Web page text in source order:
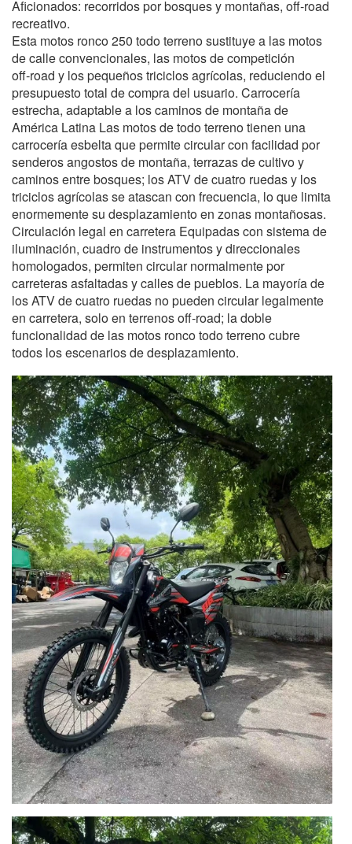
Aficionados: recorridos por bosques y montañas, off‑road
recreativo.
Esta motos ronco 250 todo terreno sustituye a las motos
de calle convencionales, las motos de competición
off‑road y los pequeños triciclos agrícolas, reduciendo el
presupuesto total de compra del usuario. Carrocería
estrecha, adaptable a los caminos de montaña de
América Latina Las motos de todo terreno tienen una
carrocería esbelta que permite circular con facilidad por
senderos angostos de montaña, terrazas de cultivo y
caminos entre bosques; los ATV de cuatro ruedas y los
triciclos agrícolas se atascan con frecuencia, lo que limita
enormemente su desplazamiento en zonas montañosas.
Circulación legal en carretera Equipadas con sistema de
iluminación, cuadro de instrumentos y direccionales
homologados, permiten circular normalmente por
carreteras asfaltadas y calles de pueblos. La mayoría de
los ATV de cuatro ruedas no pueden circular legalmente
en carretera, solo en terrenos off‑road; la doble
funcionalidad de las motos ronco todo terreno cubre
todos los escenarios de desplazamiento.